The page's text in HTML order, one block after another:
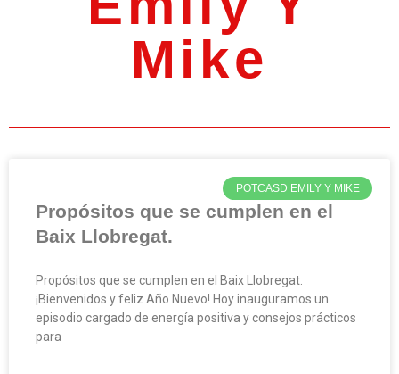
Mike
POTCASD EMILY Y MIKE
Propósitos que se cumplen en el
Baix Llobregat.
Propósitos que se cumplen en el Baix Llobregat.
¡Bienvenidos y feliz Año Nuevo! Hoy inauguramos un
episodio cargado de energía positiva y consejos prácticos
para